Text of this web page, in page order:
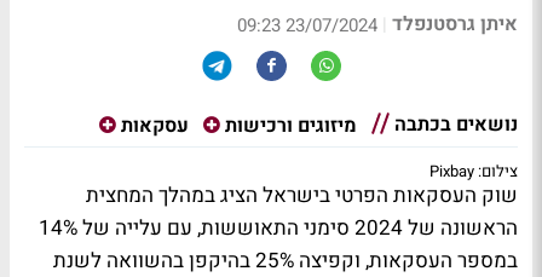
איתן גרסטנפלד |
23/07/2024 09:23
נושאים בכתבה מיזוגים ורכישות עסקאות
צילום: Pixbay
​שוק העסקאות הפרטי בישראל הציג במהלך המחצית
הראשונה של 2024 סימני התאוששות, עם עלייה של 14%
במספר העסקאות, וקפיצה 25% בהיקפן בהשוואה לשנת